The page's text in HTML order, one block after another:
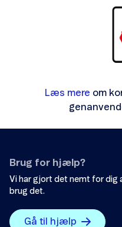
Læs mere om
Brug for hjælp?
Vi har gjort det nemt for dig
brug det.
Gå til hjælp